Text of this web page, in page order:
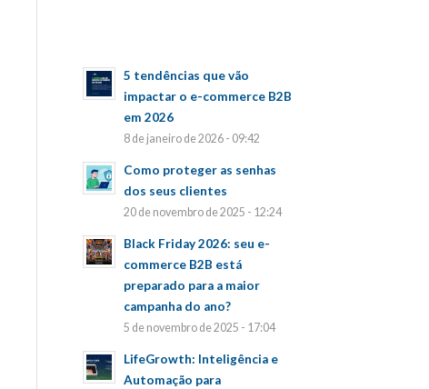
5 tendências que vão
impactar o e-commerce B2B
em 2026
8 de janeiro de 2026 - 09:42
Como proteger as senhas
dos seus clientes
20 de novembro de 2025 - 12:24
Black Friday 2026: seu e-
commerce B2B está
preparado para a maior
campanha do ano?
5 de novembro de 2025 - 17:04
LifeGrowth: Inteligência e
Automação para